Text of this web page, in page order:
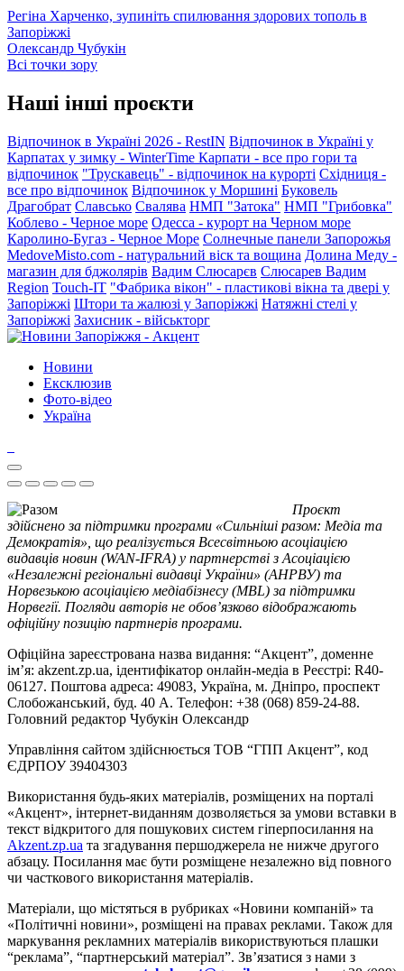
Регіна Харченко, зупиніть спилювання здорових тополь в
Запоріжжі
Олександр Чубукін
Всі точки зору
Наші інші проєкти
Відпочинок в Україні 2026 - RestIN Відпочинок в Україні у
Карпатах у зимку - WinterTime Карпати - все про гори та
відпочинок "Трускавець" - відпочинок на курорті Східниця -
все про відпочинок Відпочинок у Моршині Буковель
Драгобрат Славсько Свалява НМП "Затока" НМП "Грибовка"
Коблево - Черное море Одесса - курорт на Черном море
Каролино-Бугаз - Черное Море Солнечные панели Запорожья
MedoveMisto.com - натуральний віск та вощина Долина Меду -
магазин для бджолярів Вадим Слюсарєв Слюсарев Вадим
Region Touch-IT "Фабрика вікон" - пластикові вікна та двері у
Запоріжжі Штори та жалюзі у Запоріжжі Натяжні стелі у
Запоріжжі Захисник - військторг
Новини
Ексклюзив
Фото-відео
Україна
Проєкт
здійснено за підтримки програми «Сильніші разом: Медіа та
Демократія», що реалізується Всесвітньою асоціацією
видавців новин (WAN-IFRA) у партнерстві з Асоціацією
«Незалежні регіональні видавці України» (АНРВУ) та
Норвезькою асоціацією медіабізнесу (MBL) за підтримки
Норвегії. Погляди авторів не обов’язково відображають
офіційну позицію партнерів програми.
Офіційна зареєстрована назва видання: “Акцент”, доменне
ім’я: akzent.zp.ua, ідентифікатор онлайн-медіа в Реєстрі: R40-
06127. Поштова адреса: 49083, Україна, м. Дніпро, проспект
Слобожанський, буд. 40 А. Телефон: +38 (068) 859-24-88.
Головний редактор Чубукін Олександр
Управління сайтом здійснюється ТОВ “ГПП Акцент”, код
ЄДРПОУ 39404303
Використання будь-яких матеріалів, розміщених на порталі
«Акцент», інтернет-виданням дозволяється за умови вставки в
текст відкритого для пошукових систем гіперпосилання на
Akzent.zp.ua та згадування першоджерела не нижче другого
абзацу. Посилання має бути розміщене незалежно від повного
чи часткового використання матеріалів.
Матеріали, що містяться в рубриках «Новини компаній» та
«Політичні новини», розміщені на правах реклами. Також для
маркування рекламних матеріалів використвуються плашки
“реклама”, “партнерський матеріал”. Зв’язатися з нами з